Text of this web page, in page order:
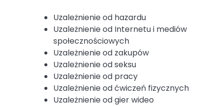
Uzależnienie od hazardu
Uzależnienie od Internetu i mediów
społecznościowych
Uzależnienie od zakupów
Uzależnienie od seksu
Uzależnienie od pracy
Uzależnienie od ćwiczeń fizycznych
Uzależnienie od gier wideo